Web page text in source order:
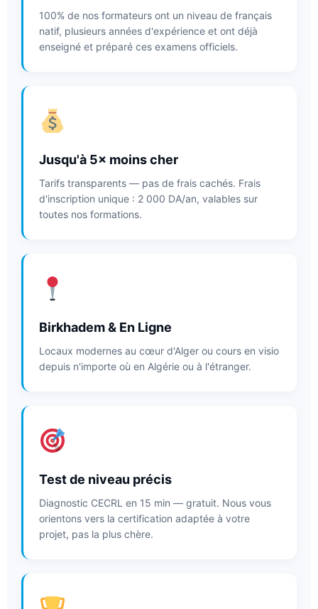
100% de nos formateurs ont un niveau de français
natif, plusieurs années d'expérience et ont déjà
enseigné et préparé ces examens officiels.
Jusqu'à 5× moins cher
Tarifs transparents — pas de frais cachés. Frais
d'inscription unique : 2 000 DA/an, valables sur
toutes nos formations.
Birkhadem & En Ligne
Locaux modernes au cœur d'Alger ou cours en visio
depuis n'importe où en Algérie ou à l'étranger.
Test de niveau précis
Diagnostic CECRL en 15 min — gratuit. Nous vous
orientons vers la certification adaptée à votre
projet, pas la plus chère.